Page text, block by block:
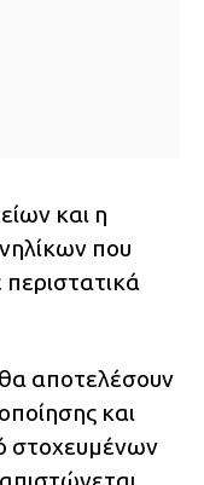
και η
που
αποτελέσουν
και
στοχευμένων